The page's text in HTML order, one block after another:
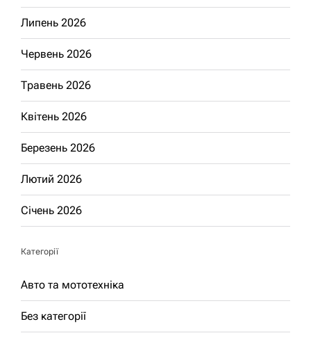
Липень 2026
Червень 2026
Травень 2026
Квітень 2026
Березень 2026
Лютий 2026
Січень 2026
Категорії
Авто та мототехніка
Без категорії